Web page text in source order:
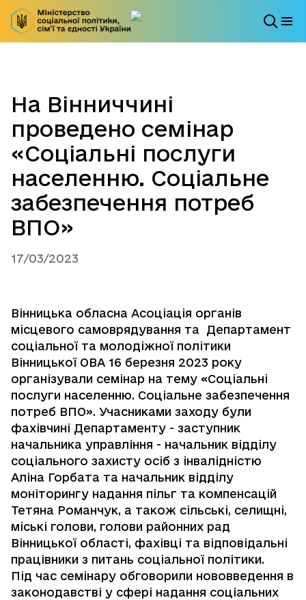
На Вінниччині
проведено семінар
«Соціальні послуги
населенню. Соціальне
забезпечення потреб
ВПО»
17/03/2023
Вінницька обласна Асоціація органів
місцевого самоврядування та Департамент
соціальної та молодіжної політики
Вінницької ОВА 16 березня 2023 року
організували семінар на тему «Соціальні
послуги населенню. Соціальне забезпечення
потреб ВПО». Учасниками заходу були
фахівчині Департаменту - заступник
начальника управління - начальник відділу
соціального захисту осіб з інвалідністю
Аліна Горбата та начальник відділу
моніторингу надання пільг та компенсацій
Тетяна Романчук, а також сільські, селищні,
міські голови, голови районних рад
Вінницької області, фахівці та відповідальні
працівники з питань соціальної політики.
Під час семінару обговорили нововведення в
законодавстві у сфері надання соціальних